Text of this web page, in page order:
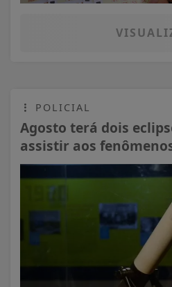
POLICIAL
Agosto terá dois
assistir aos